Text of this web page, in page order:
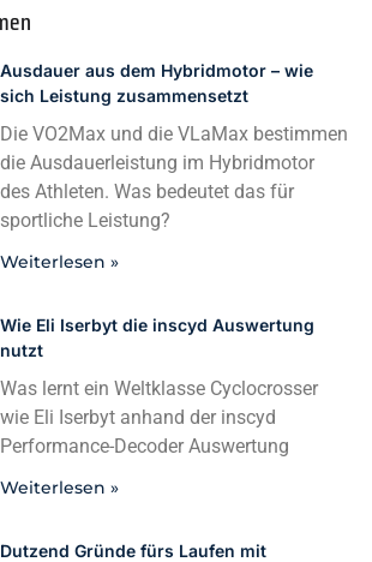
Ausdauer aus dem Hybridmotor – wie
sich Leistung zusammensetzt
Die VO2Max und die VLaMax bestimmen
die Ausdauerleistung im Hybridmotor
des Athleten. Was bedeutet das für
sportliche Leistung?
Weiterlesen »
Wie Eli Iserbyt die inscyd Auswertung
nutzt
Was lernt ein Weltklasse Cyclocrosser
wie Eli Iserbyt anhand der inscyd
Performance-Decoder Auswertung
Weiterlesen »
Dutzend Gründe fürs Laufen mit